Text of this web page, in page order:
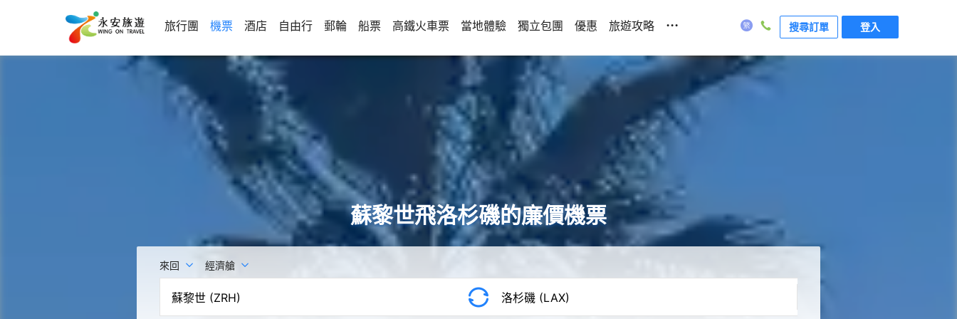
旅行團 機票 酒店 自由行 郵輪 船票 高鐵火車票 當地體驗 獨立包團 優惠 旅遊攻略 ... 搜尋訂單 登入
蘇黎世飛洛杉磯的廉價機票
來回 經濟艙